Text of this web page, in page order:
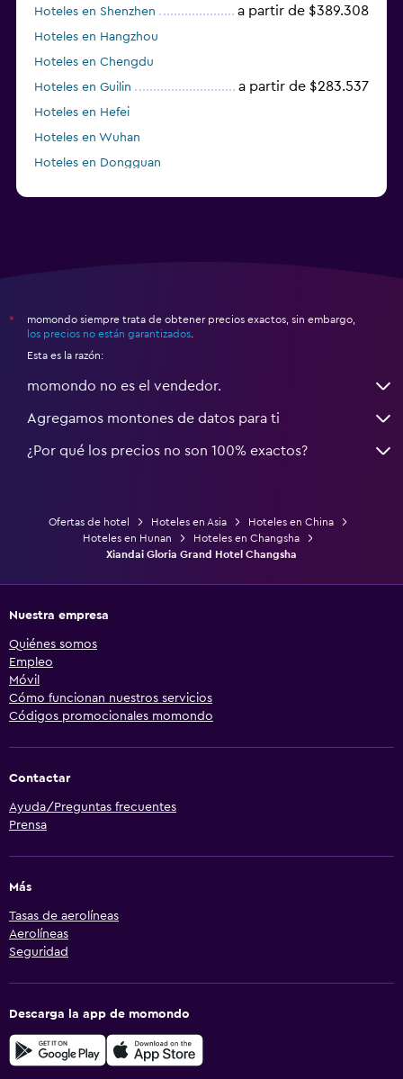
Hoteles en Shenzhen a partir de $389.308
Hoteles en Hangzhou
Hoteles en Chengdu
Hoteles en Guilin
a partir de $283.537
Hoteles en Hefei
Hoteles en Wuhan
Hoteles en Dongguan
*
momondo siempre trata de obtener precios exactos, sin embargo,
los precios no están garantizados
Esta es la razón:
momondo no es el vendedor.
Agregamos montones de datos para ti
¿Por qué los precios no son 100% exactos?
Ofertas de hotel Hoteles en Asia
Hoteles en China
Hoteles en Hunan
Hoteles en Changsha
Xiandai Gloria Grand Hotel Changsha
Nuestra empresa
Quiénes somos
Empleo
Móvil
Cómo funcionan nuestros servicios
Códigos promocionales momondo
Contactar
Ayuda/Preguntas frecuentes
Prensa
Más
Tasas de aerolíneas
Aerolíneas
Seguridad
Descarga la app de momondo